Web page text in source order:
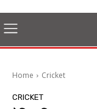
Home Cricket
CRICKET